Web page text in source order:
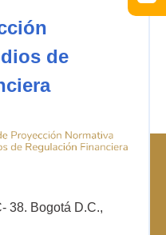
de
38. Bogotá D.C.,